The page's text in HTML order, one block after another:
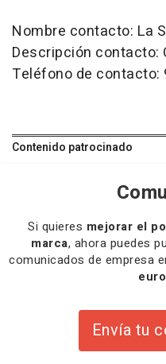
Nombre contacto: La
Descripción contacto:
Teléfono de contacto:
Contenido patrocinado
Si quieres mejorar el
marca, ahora puedes
comunicados de empresa
Envía tu